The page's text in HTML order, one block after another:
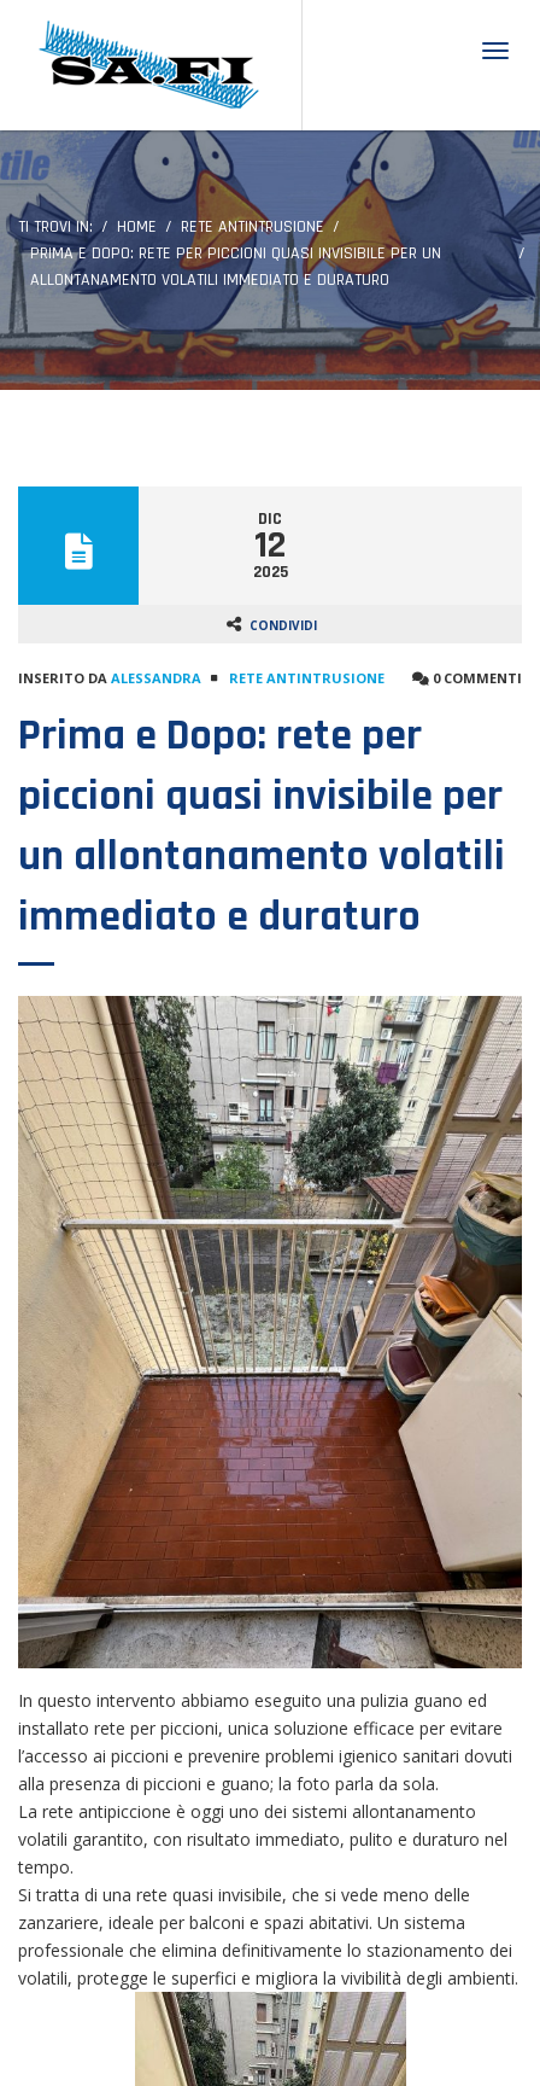
TI TROVI IN: HOME
RETE ANTINTRUSIONE
PRIMA E DOPO: RETE PER PICCIONI QUASI INVISIBILE PER UN
ALLONTANAMENTO VOLATILI IMMEDIATO E DURATURO
DIC
12
2025
CONDIVIDI
INSERITO DA ALESSANDRA RETE ANTINTRUSIONE 0 COMMENTI
Prima e Dopo: rete per
piccioni quasi invisibile per
un allontanamento volatili
immediato e duraturo
In questo intervento abbiamo eseguito una pulizia guano ed
installato rete per piccioni, unica soluzione efficace per evitare
l’accesso ai piccioni e prevenire problemi igienico sanitari dovuti
alla presenza di piccioni e guano; la foto parla da sola.
La rete antipiccione è oggi uno dei sistemi allontanamento
volatili garantito, con risultato immediato, pulito e duraturo nel
tempo.
Si tratta di una rete quasi invisibile, che si vede meno delle
zanzariere, ideale per balconi e spazi abitativi. Un sistema
professionale che elimina definitivamente lo stazionamento dei
volatili, protegge le superfici e migliora la vivibilità degli ambienti.